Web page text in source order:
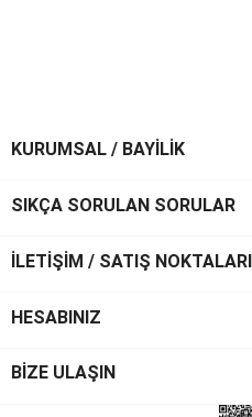
KURUMSAL / BAYİLİK
SIKÇA SORULAN SORULAR
İLETİŞİM / SATIŞ NOKTALARI
HESABINIZ
BİZE ULAŞIN